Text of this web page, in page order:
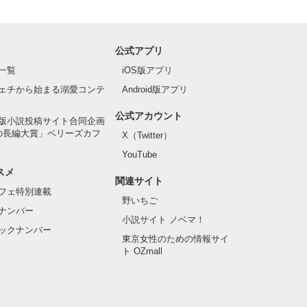
覧
チから始まる溺愛コンテ
小説投稿サイト合同企画
長編大賞」ベリーズカフ
メ
ェ特別連載
ンバー
クナンバー
公式アプリ
iOS版アプリ
Android版アプリ
公式アカウント
X（Twitter）
YouTube
関連サイト
野いちご
小説サイト ノベマ！
東京女性のための情報サイ
ト OZmall